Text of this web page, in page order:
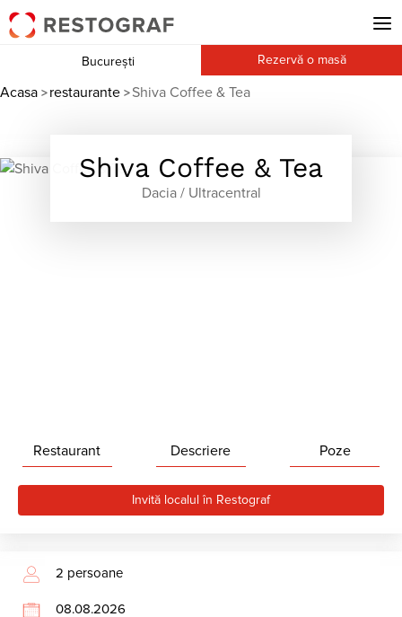
București Rezervă o masă
Acasa > restaurante > Shiva Coffee & Tea
Restaurant Descriere Poze
Shiva Coffee & Tea
Dacia / Ultracentral
Invită localul în Restograf